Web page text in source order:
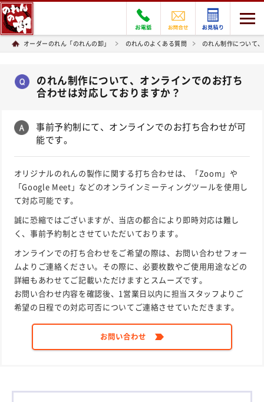
オーダーのれん「のれんの卸」 のれんのよくある質問 のれん制作について
のれん制作について、オンラインでのお打ち
合わせは対応しておりますか？
事前予約制にて、オンラインでのお打ち合わせが可
能です。
オリジナルのれんの製作に関する打ち合わせは、「Zoom」や
「Google Meet」などのオンラインミーティングツールを使用し
て対応可能です。
誠に恐縮ではございますが、当店の都合により即時対応は難し
く、事前予約制とさせていただいております。
オンラインでの打ち合わせをご希望の際は、お問い合わせフォー
ムよりご連絡ください。その際に、必要枚数やご使用用途などの
詳細もあわせてご記載いただけますとスムーズです。
お問い合わせ内容を確認後、1営業日以内に担当スタッフよりご
希望の日程での対応可否についてご連絡させていただきます。
お問い合わせ